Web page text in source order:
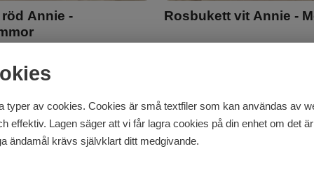
typer av cookies. Cookies är små textfiler som kan användas av
effektiv. Lagen säger att vi får lagra cookies på din enhet om det
ändamål krävs självklart ditt medgivande.
Annie -
leverans
Rosbukett vit Annie -
I lager för snabb leverans